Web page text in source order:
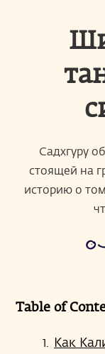
Садхгуру
стоящей на
историю о
Table of
Как